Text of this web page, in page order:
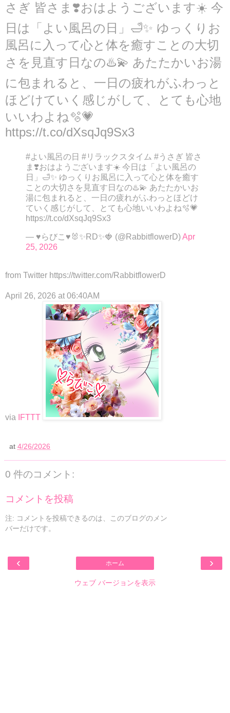
さぎ 皆さま❣️おはようございます☀️ 今
日は「よい風呂の日」🛁✨ ゆっくりお
風呂に入って心と体を癒すことの大切
さを見直す日なの♨️💫 あたたかいお湯
に包まれると、一日の疲れがふわっと
ほどけていく感じがして、とても心地
いいわよね🫧💗
https://t.co/dXsqJq9Sx3
#よい風呂の日 #リラックスタイム #うさぎ 皆さ
ま❣️おはようございます☀️ 今日は「よい風呂の
日」🛁✨ ゆっくりお風呂に入って心と体を癒す
ことの大切さを見直す日なの♨️💫 あたたかいお
湯に包まれると、一日の疲れがふわっとほどけ
ていく感じがして、とても心地いいわよね🫧💗
https://t.co/dXsqJq9Sx3
— ♥らびこ♥🐰✨RD✨🍓 (@RabbitflowerD)Apr
25, 2026
from Twitter https://twitter.com/RabbitflowerD
April 26, 2026 at 06:40AM
via IFTTT
at 4/26/2026
0 件のコメント:
コメントを投稿
注: コメントを投稿できるのは、このブログのメン
バーだけです。
‹ ›
ホーム
ウェブ バージョンを表示